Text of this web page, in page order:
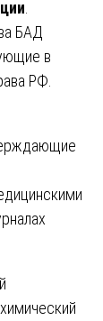
БАД
в
РФ.